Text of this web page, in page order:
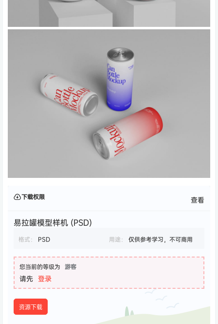
下载权限 查看
易拉罐模型样机 (PSD)
格式： PSD 用途： 仅供参考学习，不可商用
您当前的等级为 游客
请先 登录
资源下载